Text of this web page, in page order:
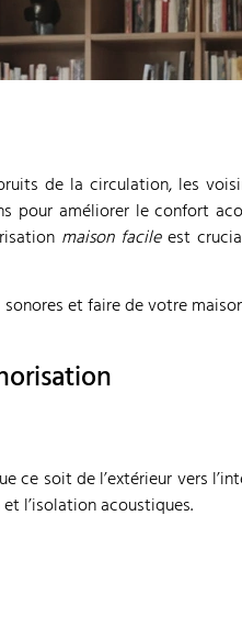
de la circulation, les
pour améliorer le confort
maison facileest
et faire de votre
ce soit de l’extérieur vers
l’isolation acoustiques.